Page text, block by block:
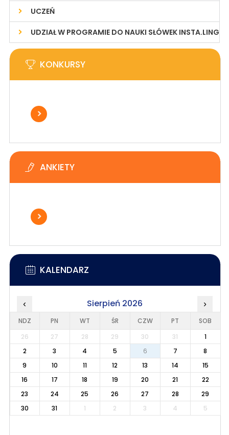
UCZEŃ
UDZIAŁ W PROGRAMIE DO NAUKI SŁÓWEK INSTA.LING
KONKURSY
ANKIETY
KALENDARZ
‹ Sierpień 2026 ›
NDZ PN WT ŚR CZW PT
SOB
26
27 28 29 30 31
1
2
3 4 5 6 7
8
9
10 11 12 13 14
15
16
17 18 19 20 21
22
23
24 25 26 27 28
29
30
31 1 2 3 4 5